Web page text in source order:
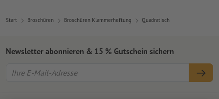
Start Broschüren Broschüren Klammerheftung Quadratisch
Newsletter abonnieren & 15 % Gutschein sichern